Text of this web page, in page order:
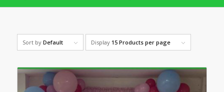
Sort by Default Display 15 Products per page